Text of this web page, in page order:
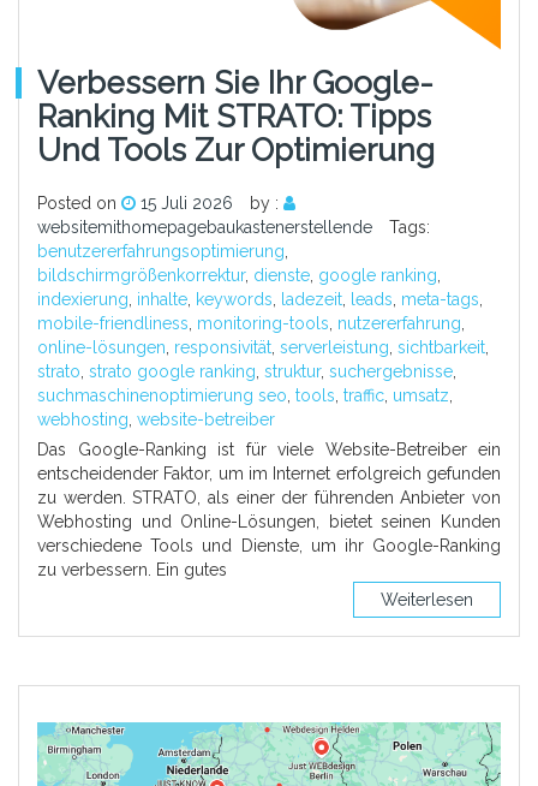
Verbessern Sie Ihr Google-
Ranking Mit STRATO: Tipps
Und Tools Zur Optimierung
Posted on 15 Juli 2026
by :
websitemithomepagebaukastenerstellende
Tags:
benutzererfahrungsoptimierung,
bildschirmgrößenkorrektur, dienste, google ranking,
indexierung, inhalte, keywords, ladezeit, leads, meta-tags,
mobile-friendliness, monitoring-tools, nutzererfahrung,
online-lösungen, responsivität, serverleistung, sichtbarkeit,
strato, strato google ranking, struktur, suchergebnisse,
suchmaschinenoptimierung seo, tools, traffic, umsatz,
webhosting, website-betreiber
Das Google-Ranking ist für viele Website-Betreiber ein
entscheidender Faktor, um im Internet erfolgreich gefunden
zu werden. STRATO, als einer der führenden Anbieter von
Webhosting und Online-Lösungen, bietet seinen Kunden
verschiedene Tools und Dienste, um ihr Google-Ranking
zu verbessern. Ein gutes
Weiterlesen